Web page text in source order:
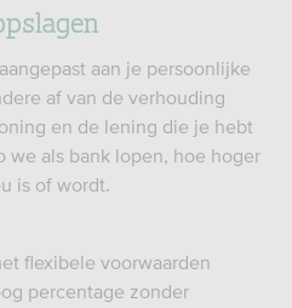
aan je persoonlijke
af van de verhouding
en de lening die je hebt
we als bank lopen, hoe hoger
is of wordt.
flexibele voorwaarden
percentage zonder